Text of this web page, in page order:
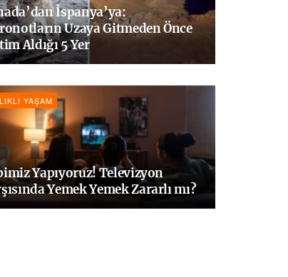
İspanya’ya:
Uzaya Gitmeden Önce
Aldığı 5 Yer
YAŞAM
Yapıyoruz! Televizyon
Yemek Yemek Zararlı mı?